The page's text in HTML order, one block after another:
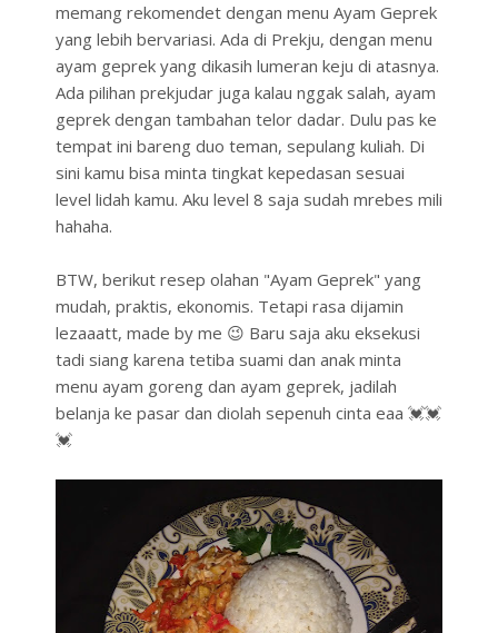
memang rekomendet dengan menu Ayam Geprek
yang lebih bervariasi. Ada di Prekju, dengan menu
ayam geprek yang dikasih lumeran keju di atasnya.
Ada pilihan prekjudar juga kalau nggak salah, ayam
geprek dengan tambahan telor dadar. Dulu pas ke
tempat ini bareng duo teman, sepulang kuliah. Di
sini kamu bisa minta tingkat kepedasan sesuai
level lidah kamu. Aku level 8 saja sudah mrebes mili
hahaha.
BTW, berikut resep olahan "Ayam Geprek" yang
mudah, praktis, ekonomis. Tetapi rasa dijamin
lezaaatt, made by me 😉 Baru saja aku eksekusi
tadi siang karena tetiba suami dan anak minta
menu ayam goreng dan ayam geprek, jadilah
belanja ke pasar dan diolah sepenuh cinta eaa 💓💓
💓